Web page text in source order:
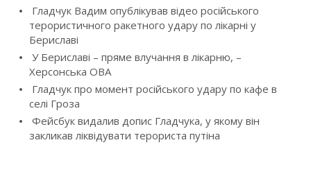
i
o
n
Гладчук Вадим опублікував відео російського
терористичного ракетного удару по лікарні у
Бериславі
У Бериславі – пряме влучання в лікарню, –
Херсонська ОВА
Гладчук про момент російського удару по кафе в
селі Гроза
Фейсбук видалив допис Гладчука, у якому він
закликав ліквідувати терориста путіна